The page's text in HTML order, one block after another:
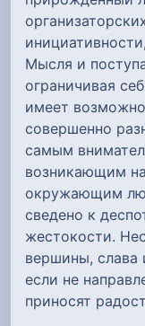
Мысля и
ограничивая
имеет
совершенно
самым
возникающим
окружающим
сведено к
жестокости.
вершины, слава
если не
приносят